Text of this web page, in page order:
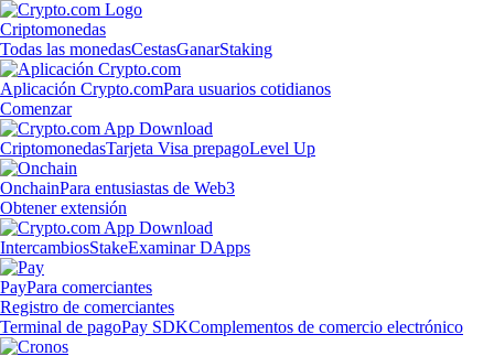
Criptomonedas
Todas las monedasCestasGanarStaking
Aplicación Crypto.comPara usuarios cotidianos
Comenzar
CriptomonedasTarjeta Visa prepagoLevel Up
OnchainPara entusiastas de Web3
Obtener extensión
IntercambiosStakeExaminar DApps
PayPara comerciantes
Registro de comerciantes
Terminal de pagoPay SDKComplementos de comercio electrónico